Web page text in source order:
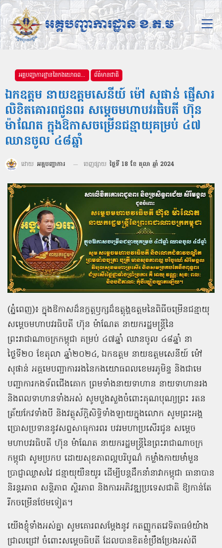
អគ្គបញ្ជាការដ្ឋាននៃកងយោធពលខេមរភូមិន្ទ ព័ត៌មានជាតិ
ឯកឧត្ដម នាយឧត្តមសេនីយ៍ ម៉ៅ សុផាន់ ផ្ញើសារ
លិខិតគោរពជូនពរ សម្តេចមហាបវរធិបតី ហ៊ុន
ម៉ាណែត ក្នុងឱកាសចម្រើនជន្មាយុគម្រប់ ៤៧
ឈានចូល ៤៨ឆ្នាំ
ដោយ អគ្គបញ្ជាការ ចេញផ្សាយ ថ្ងៃទី 18 ខែ តុលា ឆ្នាំ 2024
(ភ្នំពេញ)៖ ក្នុងឱកាសដ៏នក្ខត្តឫក្សដ៏ឧត្ដុង្គឧត្ដមនៃពិធីចម្រើនជន្មាយុ
សម្តេចមហាបវរធិបតី ហ៊ុន ម៉ាណែត នាយករដ្ឋមន្រ្តីនៃ
ព្រះរាជាណាចក្រកម្ពុជា គម្រប់ ៤៧ឆ្នាំ ឈានចូល ៤៨ឆ្នាំ នា
ថ្ងៃទី២០ ខែតុលា ឆ្នាំ២០២៤, ឯកឧត្ដម នាយឧត្តមសេនីយ៍ ម៉ៅ
សុផាន់ អគ្គមេបញ្ជាការរងនៃកងយោធពលខេមរភូមិន្ទ និងជាមេ
បញ្ជាការកងទ័ពជើងគោក ព្រមទាំងនាយទាហាន នាយទាហានរង
និងពលទាហានទាំងអស់ សូមបួងសួងចំពោះគុណបុណ្យព្រះ រតន
ត្រ័យកែវទាំងបី និងវត្ថុស័ក្តិសិទ្ធិទាំងឡាយក្នុងលោក សូមព្រះអង្គ
ប្រោសប្រទាននូវសព្ទសាធុការពរ បវរមហាប្រសើរជូន សម្ដេច
មហាបវរធិបតី ហ៊ុន ម៉ាណែត នាយករដ្ឋមន្ត្រីនៃព្រះរាជាណាចក្រ
កម្ពុជា សូមប្រកប ដោយសុខភាពល្អបរិបូណ៌ កម្លាំងកាយមាំមួន
ប្រាជ្ញាឈ្លាសវៃ ជន្មាយុយឺនយូរ ដើម្បីបន្តដឹកនាំនាវាកម្ពុជា ធានាបាន
និរន្តរភាព សន្តិភាព ស្ថិរភាព និងការអភិវឌ្ឍប្រទេសជាតិ ឱ្យកាន់តែ
រីកចម្រើនថែមទៀត។
យើងខ្ញុំទាំងអស់គ្នា សូមគោរពសម្តែងនូវ កតញ្ញូកតវេទិតាធម៌យ៉ាង
ជ្រាលជ្រៅ ចំពោះសម្ដេចធិបតី ដែលបានខិតខំប្រឹងប្រែងអស់ពី